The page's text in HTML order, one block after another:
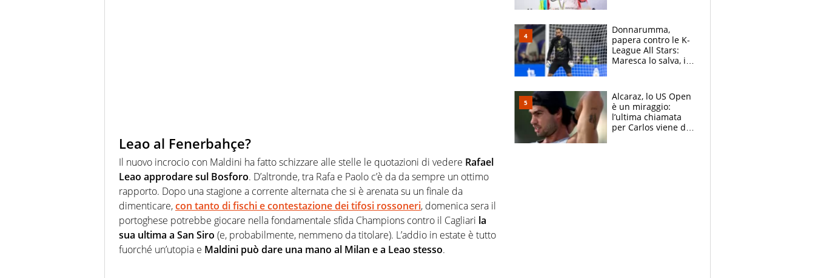
Leao al Fenerbahçe?
Il nuovo incrocio con Maldini ha fatto schizzare alle stelle le quotazioni di vedere Rafael
Leao approdare sul Bosforo. D’altronde, tra Rafa e Paolo c’è da da sempre un ottimo
rapporto. Dopo una stagione a corrente alternata che si è arenata su un finale da
dimenticare,con tanto di fischi e contestazione dei tifosi rossoneri, domenica sera il
portoghese potrebbe giocare nella fondamentale sfida Champions contro il Cagliari la
sua ultima a San Siro (e, probabilmente, nemmeno da titolare). L’addio in estate è tutto
fuorché un’utopia e Maldini può dare una mano al Milan e a Leao stesso.
Brignone
Donnarumma,
papera contro le K-
League All Stars:
Maresca lo salva, i
Alcaraz, lo US Open
è un miraggio:
l’ultima chiamata
per Carlos viene da